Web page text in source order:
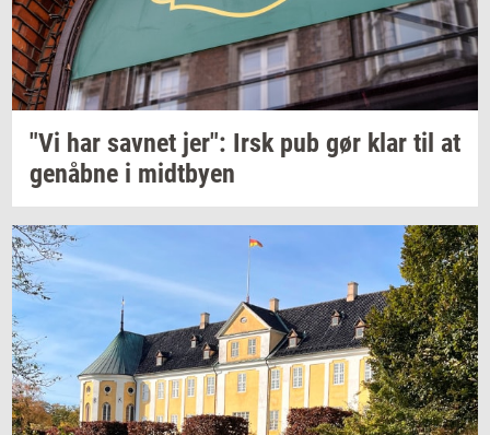
"Vi har sav­net jer": Irsk pub gør klar til at
genåb­ne i midt­by­en